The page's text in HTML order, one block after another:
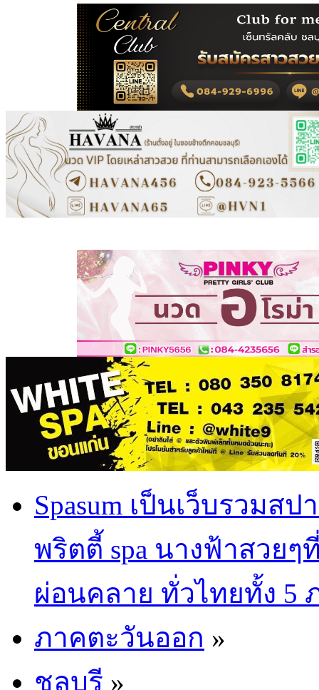
Spasum เป็นเว็บรวม
พริตตี้ spa นางฟ้าสวย
ผ่อนคลาย ทั่วไทยทั้ง 5
ภาคตะวันออก »
ชลบุรี »